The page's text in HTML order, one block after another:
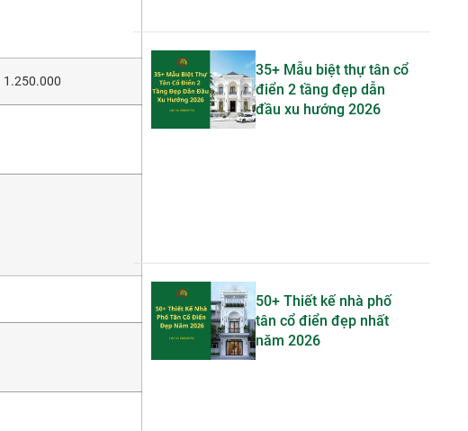
1.250.000
35+ Mẫu biệt thự tân cổ
điển 2 tầng đẹp dẫn
đầu xu hướng 2026
50+ Thiết kế nhà phố
tân cổ điển đẹp nhất
năm 2026